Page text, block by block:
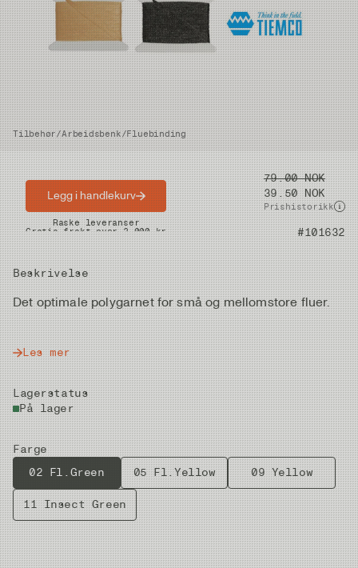
Tilbehør/Arbeidsbenk/Fluebinding
Pris
79.00 NOK
39.50 NOK
Prishistorikk
Artikkelnummer #101632
Beskrivelse
Det optimale polygarnet for små og mellomstore fluer.
Les mer
Lagerstatus
På lager
Farge
02 Fl.Green
05 Fl.Yellow 09 Yellow
11 Insect Green
Legg i handlekurv
Raske leveranser
Gratis frakt over 2.000 kr